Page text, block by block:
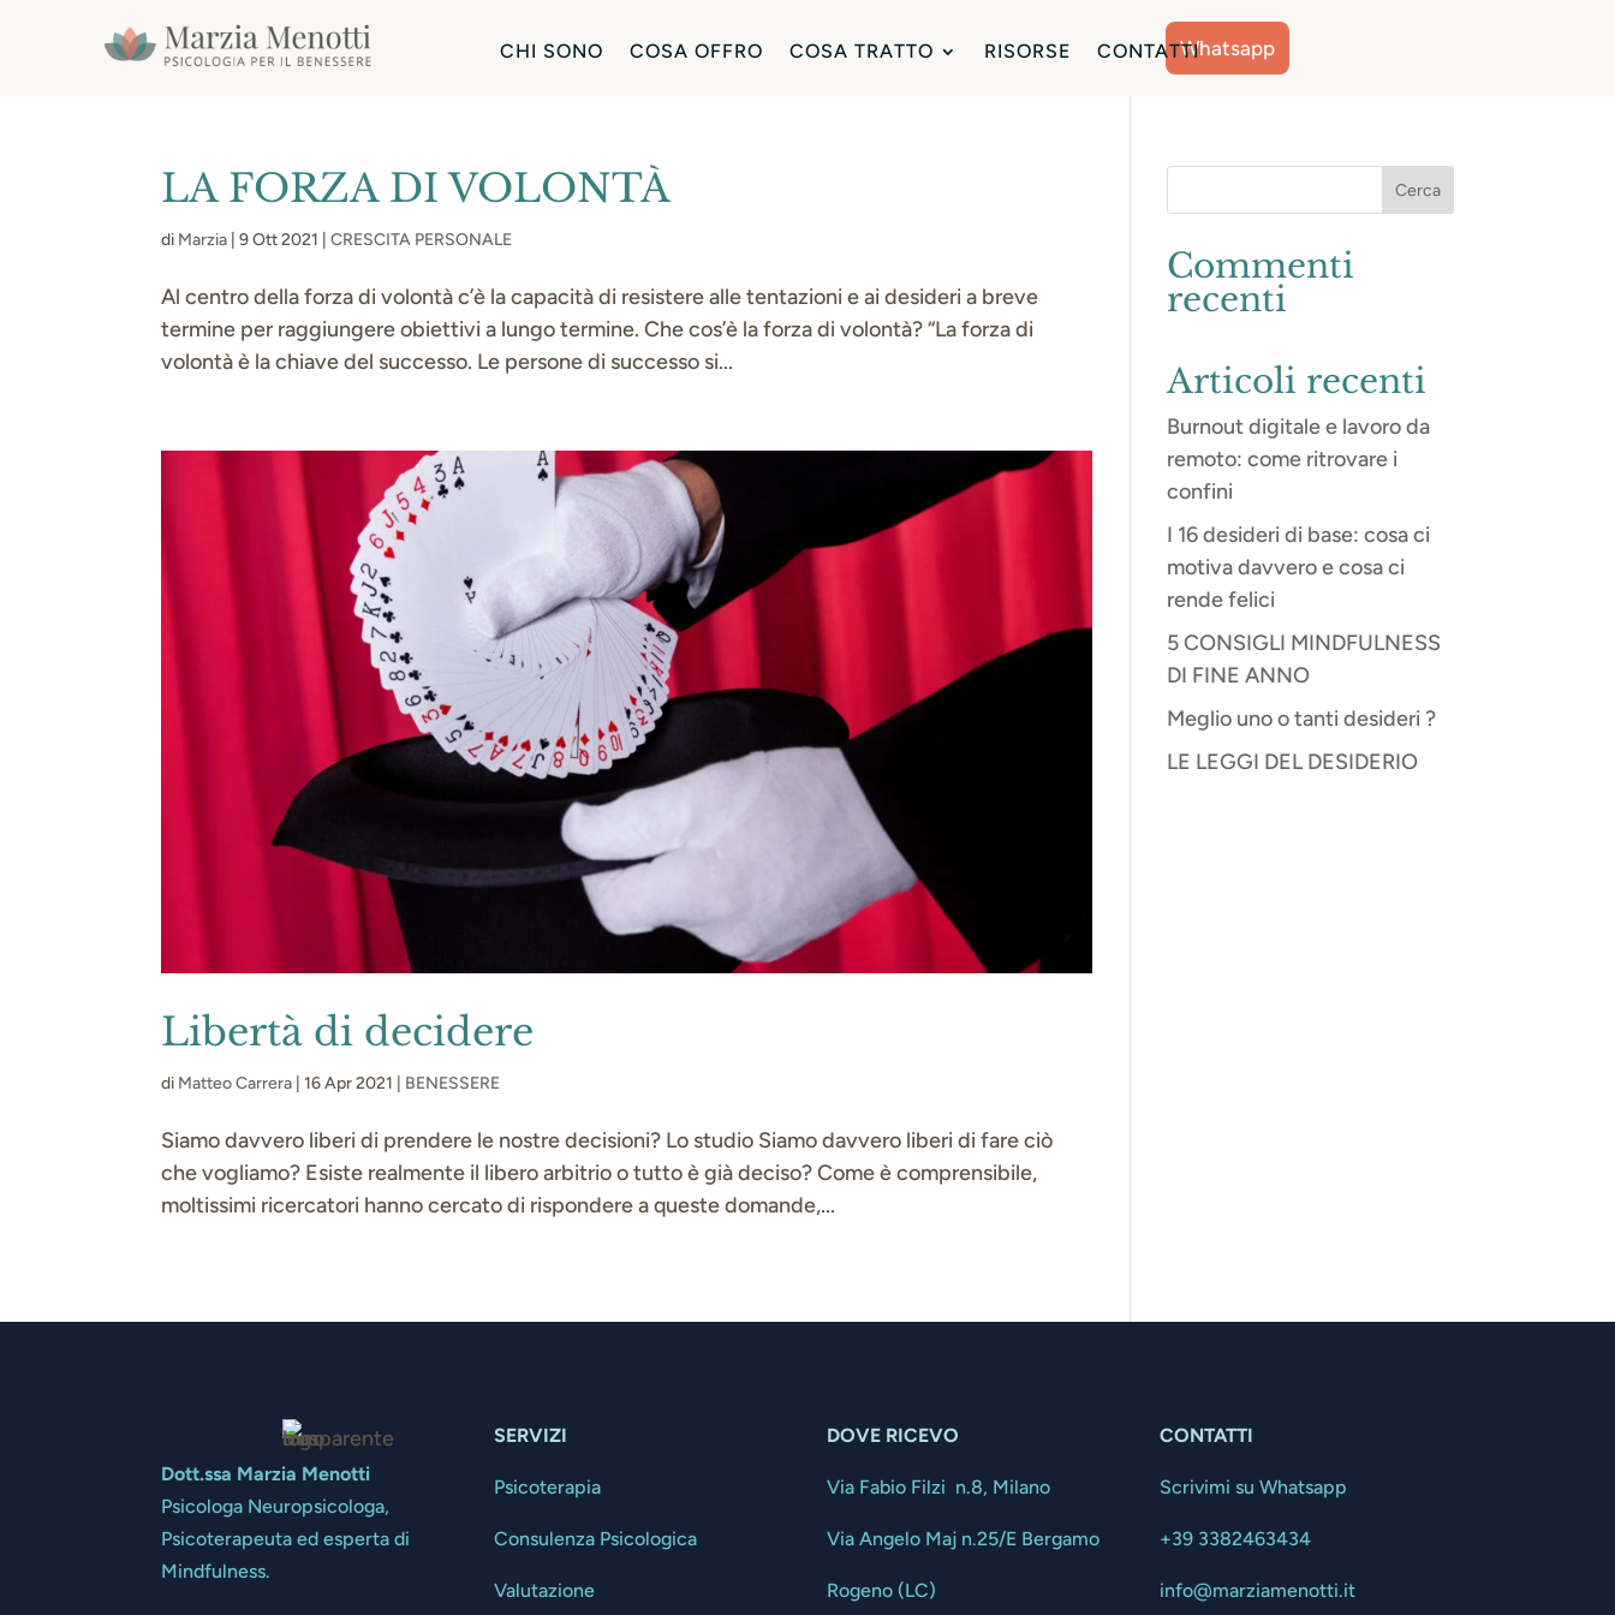
CHI SONO COSA OFFRO COSA TRATTO RISORSE CONTATTIWhatsapp
LA FORZA DI VOLONTÀ
di Marzia |9 Ott 2021 |CRESCITA PERSONALE
Al centro della forza di volontà c’è la capacità di resistere alle tentazioni e ai desideri a breve
termine per raggiungere obiettivi a lungo termine. Che cos’è la forza di volontà? “La forza di
volontà è la chiave del successo. Le persone di successo si...
Libertà di decidere
di Matteo Carrera |16 Apr 2021 BENESSERE
Siamo davvero liberi di prendere le nostre decisioni? Lo studio Siamo davvero liberi di fare ciò
che vogliamo? Esiste realmente il libero arbitrio o tutto è già deciso? Come è comprensibile,
moltissimi ricercatori hanno cercato di rispondere a queste domande,...
Commenti
recenti
Articoli recenti
Burnout digitale e lavoro da
remoto: come ritrovare i
confini
I 16 desideri di base: cosa ci
motiva davvero e cosa ci
rende felici
5 CONSIGLI MINDFULNESS
DI FINE ANNO
Meglio uno o tanti desideri ?
LE LEGGI DEL DESIDERIO
Dott.ssa Marzia Menotti
Psicologa Neuropsicologa,
Psicoterapeuta ed esperta di
Mindfulness.
SERVIZI
Psicoterapia
Consulenza Psicologica
Valutazione
DOVE RICEVO
Via Fabio Filzi n.8, Milano
Via Angelo Maj n.25/E Bergamo
Rogeno (LC)
CONTATTI
Scrivimi su Whatsapp
+39 3382463434
info@marziamenotti.it